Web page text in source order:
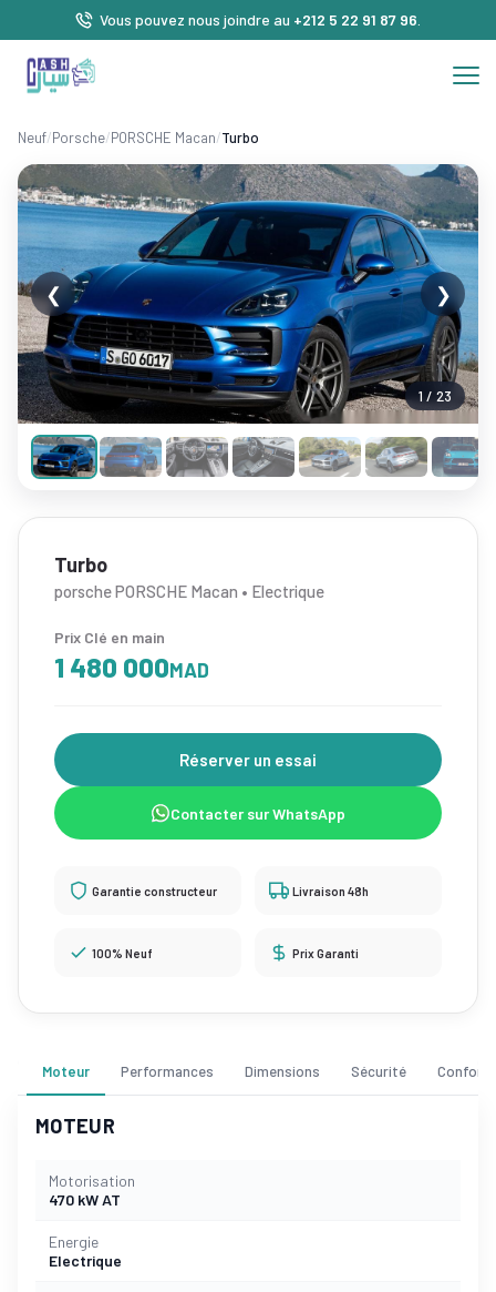
Vous pouvez nous joindre au +212 5 22 91 87 96
Neuf/Porsche/PORSCHE Macan/Turbo
1 / 23
❮ ❯
Turbo
porsche PORSCHE Macan • Electrique
Prix Clé en main
1 480 000MAD
Réserver un essai
Contacter sur WhatsApp
Garantie constructeur Livraison 48h
100% Neuf Prix Garanti
Moteur Performances Dimensions Sécurité Confort
MOTEUR
Motorisation
470 kW AT
Energie
Electrique